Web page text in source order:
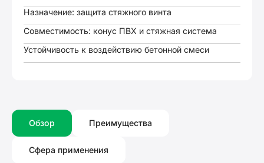
Назначение: защита стяжного винта
Совместимость: конус ПВХ и стяжная система
Устойчивость к воздействию бетонной смеси
Обзор Преимущества
Сфера применения